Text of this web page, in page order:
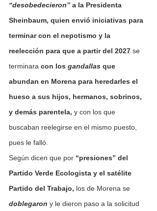
“desobedecieron” a la Presidenta
Sheinbaum, quien envió iniciativas para
terminar con el nepotismo y la
reelección para que a partir del 2027 se
terminara con los gandallas que
abundan en Morena para heredarles el
hueso a sus hijos, hermanos, sobrinos,
y demás parentela, y con los que
buscaban reelegirse en el mismo puesto,
pues le falló.
Según dicen que por “presiones” del
Partido Verde Ecologista y el satélite
Partido del Trabajo, los de Morena se
doblegaron y le dieron paso a la solicitud